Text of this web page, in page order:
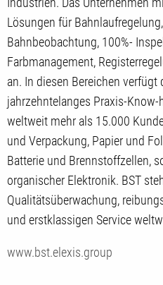
Lösungen für
Bahnbeobachtung, 100%-
Farbmanagement,
an. In diesen Bereichen verfügt
jahrzehntelanges Praxis-
weltweit mehr als 15.000
und Verpackung, Papier und
Batterie und Brennstoffzellen,
organischer Elektronik. BST
Qualitätsüberwachung,
und erstklassigen Service
www.bst.elexis.group